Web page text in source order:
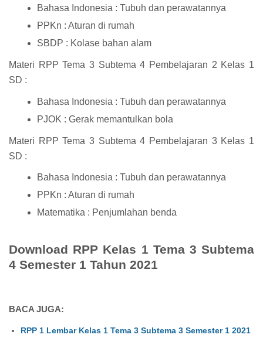
Bahasa Indonesia : Tubuh dan perawatannya
PPKn : Aturan di rumah
SBDP : Kolase bahan alam
Materi RPP Tema 3 Subtema 4 Pembelajaran 2 Kelas 1
SD :
Bahasa Indonesia : Tubuh dan perawatannya
PJOK : Gerak memantulkan bola
Materi RPP Tema 3 Subtema 4 Pembelajaran 3 Kelas 1
SD :
Bahasa Indonesia : Tubuh dan perawatannya
PPKn : Aturan di rumah
Matematika : Penjumlahan benda
Download RPP Kelas 1 Tema 3 Subtema
4 Semester 1 Tahun 2021
BACA JUGA:
RPP 1 Lembar Kelas 1 Tema 3 Subtema 3 Semester 1 2021